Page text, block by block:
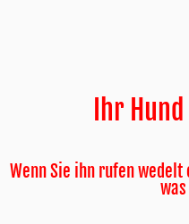
Ihr
Wenn Sie ihn rufen